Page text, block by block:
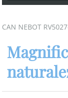
CAN NEBOT